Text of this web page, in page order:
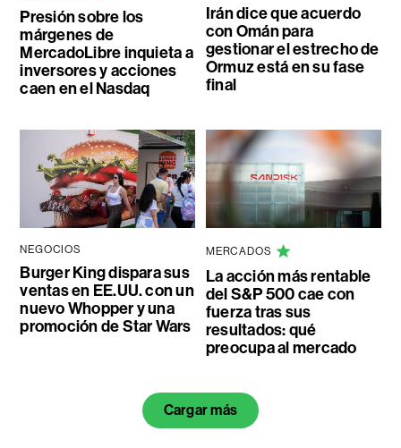
Presión sobre los
márgenes de
MercadoLibre inquieta a
inversores y acciones
caen en el Nasdaq
Irán dice que acuerdo
con Omán para
gestionar el estrecho de
Ormuz está en su fase
final
NEGOCIOS
Burger King dispara sus
ventas en EE.UU. con un
nuevo Whopper y una
promoción de Star Wars
MERCADOS
La acción más rentable
del S&P 500 cae con
fuerza tras sus
resultados: qué
preocupa al mercado
Cargar más